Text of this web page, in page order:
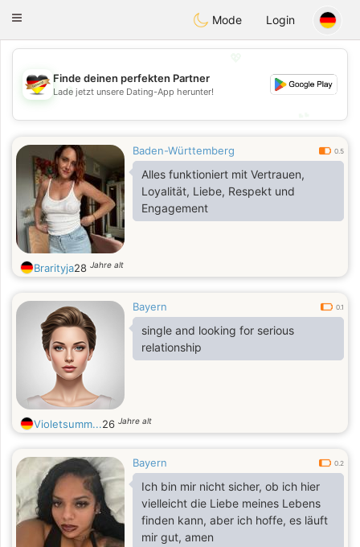
DeutschDating
Toggle
Mode Login
💖
💕
Finde deinen perfekten Partner
Lade jetzt unsere Dating-App herunter!
Baden-Württemberg 0.5
Alles funktioniert mit Vertrauen,
Loyalität, Liebe, Respekt und
Engagement
Brarityja28 Jahre alt
Bayern 0.1
single and looking for serious
relationship
Violetsumm...26 Jahre alt
Bayern 0.2
Ich bin mir nicht sicher, ob ich hier
vielleicht die Liebe meines Lebens
finden kann, aber ich hoffe, es läuft
mir gut, amen